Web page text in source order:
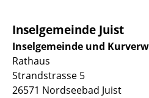
Inselgemeinde Juist
Inselgemeinde und
Rathaus
Strandstrasse 5
26571 Nordseebad Juist